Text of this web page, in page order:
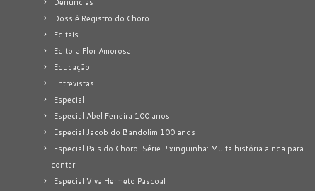
Dossiê Registro do Choro
Editais
Editora Flor Amorosa
Educação
Entrevistas
Especial
Especial Abel Ferreira 100 anos
Especial Jacob do Bandolim 100 anos
Especial Pais do Choro: Série Pixinguinha: Muita história ainda para
contar
Especial Viva Hermeto Pascoal